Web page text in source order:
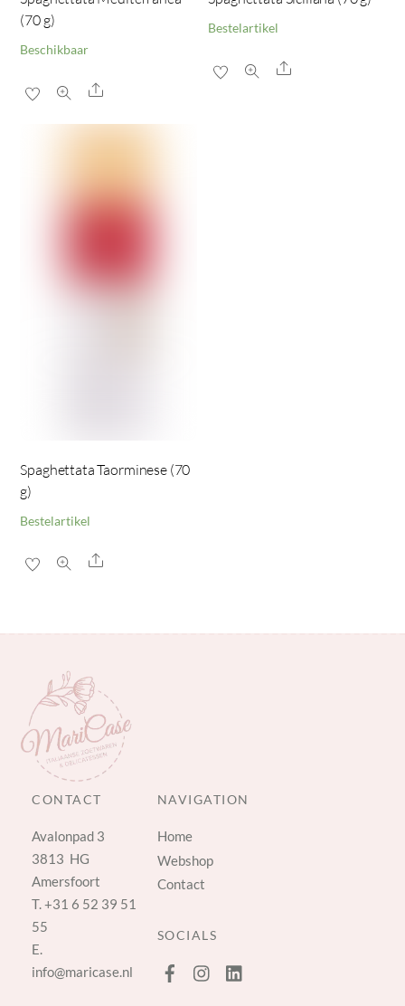
(70 g)
Beschikbaar
Share
Bestelartikel
Share
Spaghettata Taorminese (70
g)
Bestelartikel
Share
CONTACT
Avalonpad 3
3813 HG
Amersfoort
T.+31 6 52 39 51
55
E.
info@maricase.nl
NAVIGATION
Home
Webshop
Contact
SOCIALS